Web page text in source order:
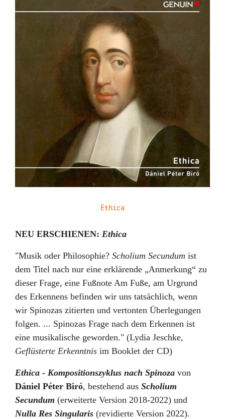
Ethica
NEU ERSCHIENEN: Ethica
"Musik oder Philosophie? Scholium Secundum ist
dem Titel nach nur eine erklärende „Anmerkung“ zu
dieser Frage, eine Fußnote Am Fuße, am Urgrund
des Erkennens befinden wir uns tatsächlich, wenn
wir Spinozas zitierten und vertonten Überlegungen
folgen. ... Spinozas Frage nach dem Erkennen ist
eine musikalische geworden." (Lydia Jeschke,
Geflüsterte Erkenntnis im Booklet der CD)
Ethica - Kompositionszyklus nach Spinoza von
Dániel Péter Biró, bestehend aus Scholium
Secundum (erweiterte Version 2018-2022) und
Nulla Res Singularis (revidierte Version 2022).